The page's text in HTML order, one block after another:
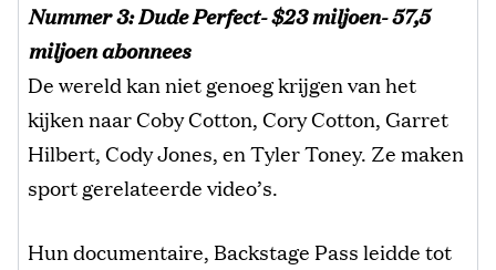
Nummer 3: Dude Perfect- $23 miljoen- 57,5
miljoen abonnees
De wereld kan niet genoeg krijgen van het
kijken naar Coby Cotton, Cory Cotton, Garret
Hilbert, Cody Jones, en Tyler Toney. Ze maken
sport gerelateerde video’s.
Hun documentaire, Backstage Pass leidde tot